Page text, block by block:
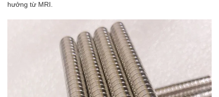
hưởng từ MRI.